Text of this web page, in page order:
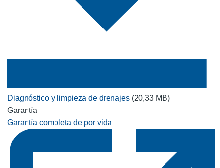
Diagnóstico y limpieza de drenajes (20,33 MB)
Garantía
Garantía completa de por vida